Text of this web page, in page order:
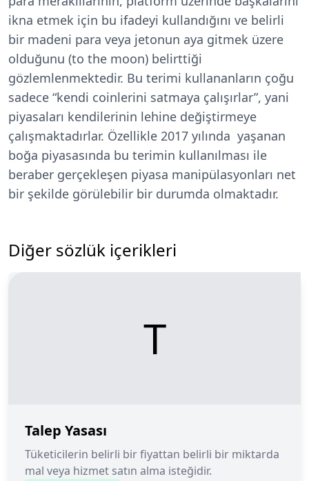
ikna etmek için bu ifadeyi kullandığını ve belirli
bir madeni para veya jetonun aya gitmek üzere
olduğunu (to the moon) belirttiği
gözlemlenmektedir. Bu terimi kullananların çoğu
sadece “kendi coinlerini satmaya çalışırlar”, yani
piyasaları kendilerinin lehine değiştirmeye
çalışmaktadırlar. Özellikle 2017 yılında yaşanan
boğa piyasasında bu terimin kullanılması ile
beraber gerçekleşen piyasa manipülasyonları net
bir şekilde görülebilir bir durumda olmaktadır.
Diğer sözlük içerikleri
T
Talep Yasası
Tüketicilerin belirli bir fiyattan belirli bir miktarda
mal veya hizmet satın alma isteğidir.